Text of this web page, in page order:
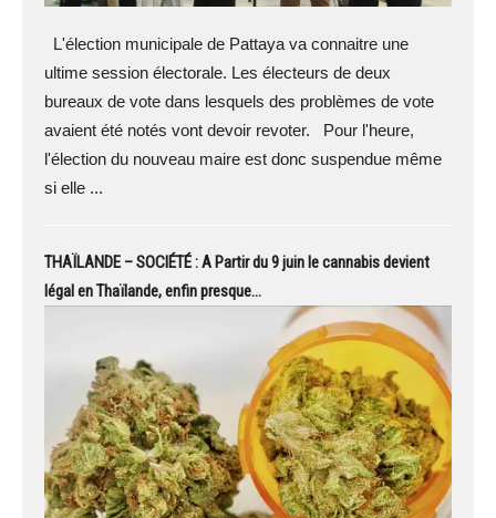
L'élection municipale de Pattaya va connaitre une
ultime session électorale. Les électeurs de deux
bureaux de vote dans lesquels des problèmes de vote
avaient été notés vont devoir revoter. Pour l'heure,
l'élection du nouveau maire est donc suspendue même
si elle ...
THAÏLANDE – SOCIÉTÉ : A Partir du 9 juin le cannabis devient
légal en Thaïlande, enfin presque…